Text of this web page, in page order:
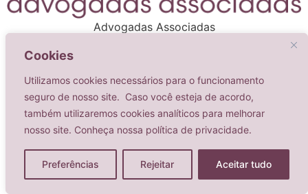
Cookies
Utilizamos cookies necessários para o funcionamento
seguro de nosso site. Caso você esteja de acordo,
também utilizaremos cookies analíticos para melhorar
nosso site. Conheça nossa política de privacidade.
Preferências Rejeitar Aceitar tudo
Advogadas Associadas